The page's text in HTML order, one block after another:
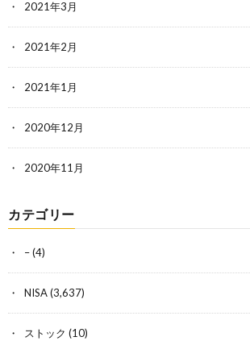
2021年3月
2021年2月
2021年1月
2020年12月
2020年11月
カテゴリー
–(4)
NISA(3,637)
ストック (10)